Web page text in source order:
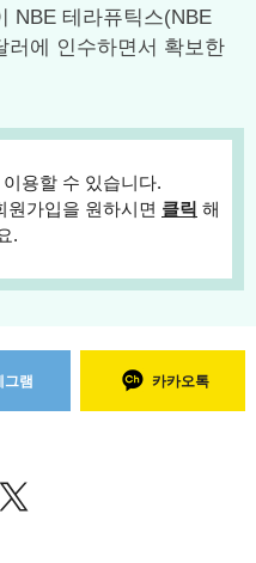
NBE 테라퓨틱스(NBE
러에 인수하면서 확보한
용할 수 있습니다.
원가입을 원하시면 클릭 해
.
그램 카카오톡
트위
터로